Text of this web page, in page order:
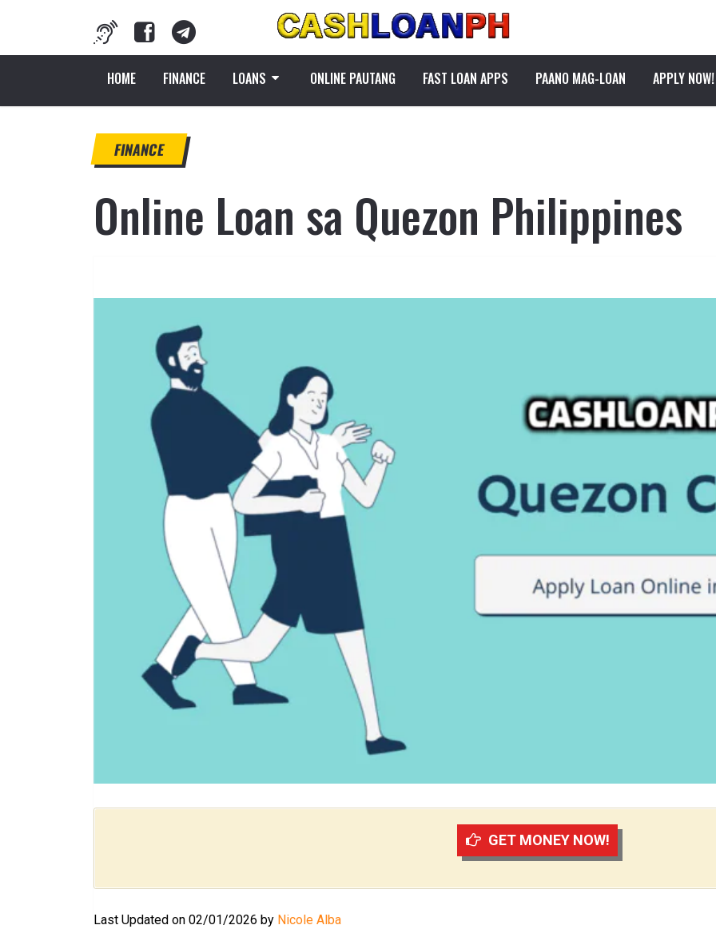
HOME FINANCE LOANS ONLINE PAUTANG FAST LOAN APPS PAANO MAG-LOAN APPLY NOW!
FINANCE
Online Loan sa Quezon Philippines
GET MONEY NOW!
Last Updated on 02/01/2026 by Nicole Alba